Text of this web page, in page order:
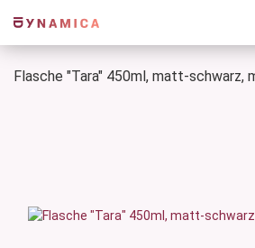
Flasche "Tara" 450ml, matt-schwarz,